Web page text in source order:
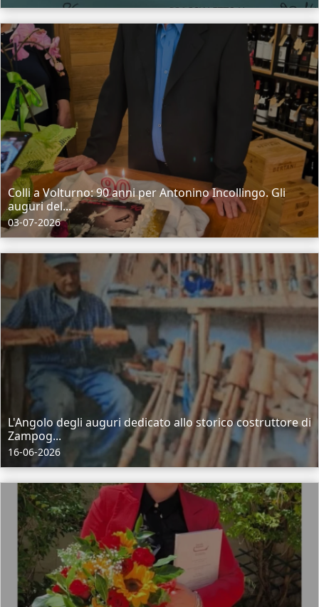
Colli a Volturno: 90 anni per Antonino Incollingo. Gli
auguri del...
03-07-2026
L'Angolo degli auguri dedicato allo storico costruttore di
Zampog...
16-06-2026